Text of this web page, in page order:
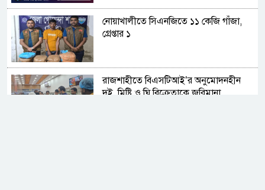
নোয়াখালীতে সিএনজিতে ১১ কেজি গাঁজা,
গ্রেপ্তার ১
রাজশাহীতে বিএসটিআই’র অনুমোদনহীন
দই, মিষ্টি ও ঘি বিক্রেতাকে জরিমানা